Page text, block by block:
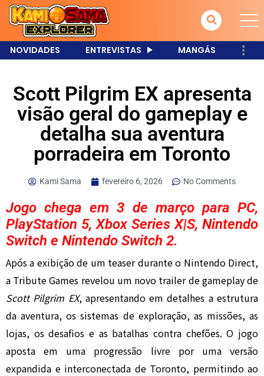
NOVIDADES ENTREVISTAS MANGÁS
Scott Pilgrim EX apresenta
visão geral do gameplay e
detalha sua aventura
porradeira em Toronto
Kami Sama fevereiro 6, 2026 No Comments
Jogo chega em 3 de março para PC,
PlayStation 5, Xbox Series X|S, Nintendo
Switch e Nintendo Switch 2.
Após a exibição de um teaser durante o Nintendo Direct,
a Tribute Games revelou um novo trailer de gameplay de
Scott Pilgrim EX, apresentando em detalhes a estrutura
da aventura, os sistemas de exploração, as missões, as
lojas, os desafios e as batalhas contra chefões. O jogo
aposta em uma progressão livre por uma versão
expandida e interconectada de Toronto, permitindo ao